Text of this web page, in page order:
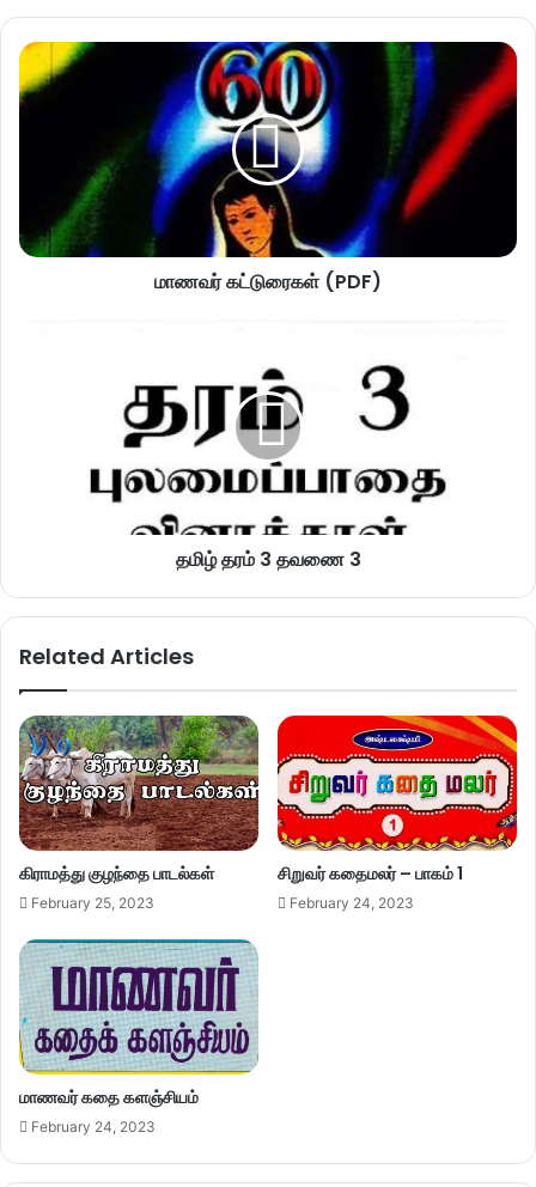
மாணவர் கட்டுரைகள் (PDF)
தமிழ் தரம் 3 தவணை 3
Related Articles
கிராமத்து குழந்தை பாடல்கள்
February 25, 2023
சிறுவர் கதைமலர் – பாகம் 1
February 24, 2023
மாணவர் கதை களஞ்சியம்
February 24, 2023